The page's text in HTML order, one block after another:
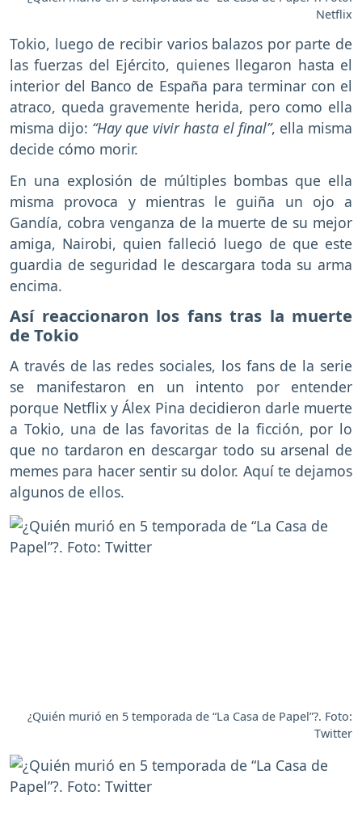
Netflix
Tokio, luego de recibir varios balazos por parte de
las fuerzas del Ejército, quienes llegaron hasta el
interior del Banco de España para terminar con el
atraco, queda gravemente herida, pero como ella
misma dijo: “Hay que vivir hasta el final”, ella misma
decide cómo morir.
En una explosión de múltiples bombas que ella
misma provoca y mientras le guiña un ojo a
Gandía, cobra venganza de la muerte de su mejor
amiga, Nairobi, quien falleció luego de que este
guardia de seguridad le descargara toda su arma
encima.
Así reaccionaron los fans tras la muerte
de Tokio
A través de las redes sociales, los fans de la serie
se manifestaron en un intento por entender
porque Netflix y Álex Pina decidieron darle muerte
a Tokio, una de las favoritas de la ficción, por lo
que no tardaron en descargar todo su arsenal de
memes para hacer sentir su dolor. Aquí te dejamos
algunos de ellos.
¿Quién murió en 5 temporada de “La Casa de Papel”?. Foto:
Twitter